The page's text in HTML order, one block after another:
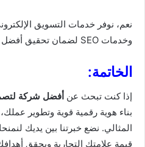
نعم، نوفر خدمات التسويق
وخدمات SEO لضمان تحقيق أفضل النتائج لمشروعك.
الخاتمة:
إذا كنت تبحث عن أفضل شركة
بناء هوية رقمية قوية وتطوير
المثالي. نضع خبرتنا بين يديك
قيمة علامتك التجارية ويحقق